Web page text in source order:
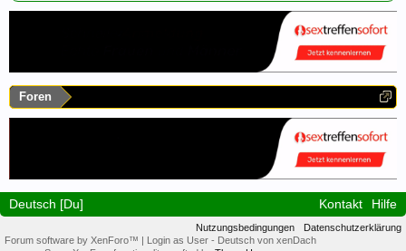
Foren
Deutsch [Du] Kontakt Hilfe
Nutzungsbedingungen
Datenschutzerklärung
Forum software by XenForo™ | Login as User - Deutsch von xenDach